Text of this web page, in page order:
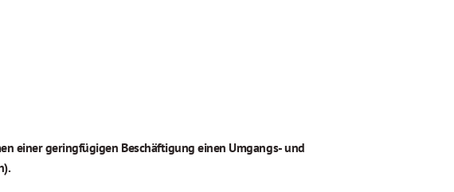
einer geringfügigen Beschäftigung einen Umgangs- und